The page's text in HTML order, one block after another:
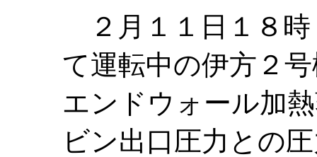
２月１１日１８時
て運転中の伊方２
エンドウォール加
ビン出口圧力との